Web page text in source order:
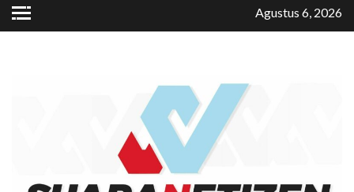
Skip
to
Agustus 6, 2026